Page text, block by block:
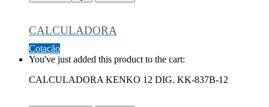
CALCULADORA
Cotação
You've just added this product to the cart:
CALCULADORA KENKO 12 DIG. KK-837B-12